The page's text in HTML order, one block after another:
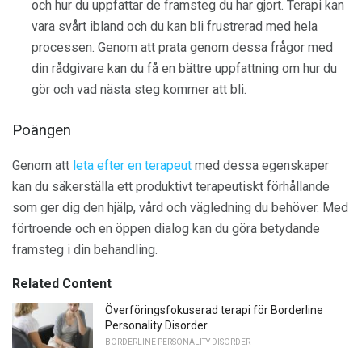
och hur du uppfattar de framsteg du har gjort. Terapi kan
vara svårt ibland och du kan bli frustrerad med hela
processen. Genom att prata genom dessa frågor med
din rådgivare kan du få en bättre uppfattning om hur du
gör och vad nästa steg kommer att bli.
Poängen
Genom att leta efter en terapeut med dessa egenskaper
kan du säkerställa ett produktivt terapeutiskt förhållande
som ger dig den hjälp, vård och vägledning du behöver. Med
förtroende och en öppen dialog kan du göra betydande
framsteg i din behandling.
Related Content
Överföringsfokuserad terapi för Borderline
Personality Disorder
BORDERLINE PERSONALITY DISORDER